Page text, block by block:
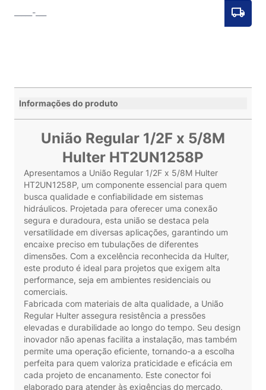
Informações do produto
União Regular 1/2F x 5/8M
Hulter HT2UN1258P
Apresentamos a União Regular 1/2F x 5/8M Hulter
HT2UN1258P, um componente essencial para quem
busca qualidade e confiabilidade em sistemas
hidráulicos. Projetada para oferecer uma conexão
segura e duradoura, esta união se destaca pela
versatilidade em diversas aplicações, garantindo um
encaixe preciso em tubulações de diferentes
dimensões. Com a excelência reconhecida da Hulter,
este produto é ideal para projetos que exigem alta
performance, seja em ambientes residenciais ou
comerciais.
Fabricada com materiais de alta qualidade, a União
Regular Hulter assegura resistência a pressões
elevadas e durabilidade ao longo do tempo. Seu design
inovador não apenas facilita a instalação, mas também
permite uma operação eficiente, tornando-a a escolha
perfeita para quem valoriza praticidade e eficácia em
cada projeto de encanamento. Este conector foi
elaborado para atender às exigências do mercado,